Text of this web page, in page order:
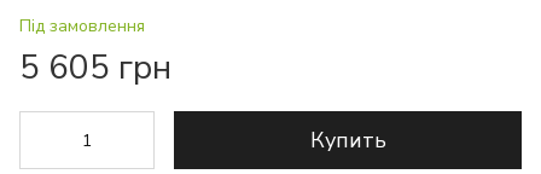
Під замовлення
5 605 грн
Купить